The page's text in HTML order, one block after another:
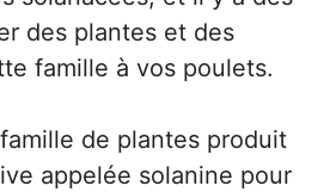
des plantes et des
famille à vos poulets.
de plantes produit
appelée solanine pour